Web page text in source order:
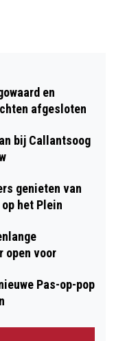
THE DAY
WORLD
IETS TE
en
afgesloten
bij Callantsoog
genieten van
het Plein
open voor
Pas-op-pop